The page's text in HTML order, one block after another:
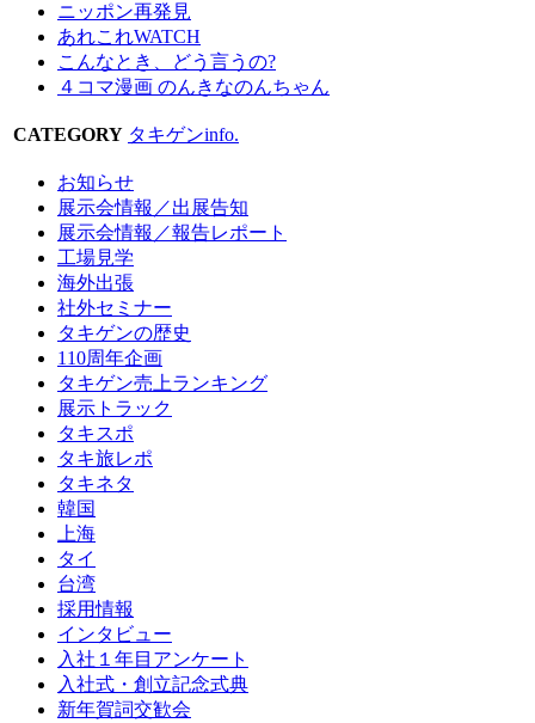
ニッポン再発見
あれこれWATCH
こんなとき、どう言うの?
４コマ漫画 のんきなのんちゃん
CATEGORY タキゲンinfo.
お知らせ
展示会情報／出展告知
展示会情報／報告レポート
工場見学
海外出張
社外セミナー
タキゲンの歴史
110周年企画
タキゲン売上ランキング
展示トラック
タキスポ
タキ旅レポ
タキネタ
韓国
上海
タイ
台湾
採用情報
インタビュー
入社１年目アンケート
入社式・創立記念式典
新年賀詞交歓会